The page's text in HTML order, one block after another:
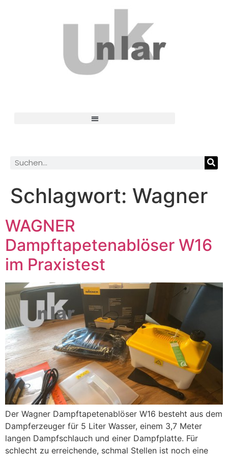
Schlagwort: Wagner
WAGNER
Dampftapetenablöser W16
im Praxistest
Der Wagner Dampftapetenablöser W16 besteht aus dem
Dampferzeuger für 5 Liter Wasser, einem 3,7 Meter
langen Dampfschlauch und einer Dampfplatte. Für
schlecht zu erreichende, schmal Stellen ist noch eine